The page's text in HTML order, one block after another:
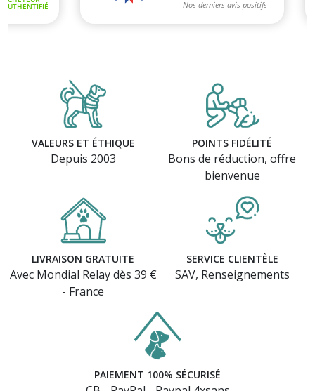
VALEURS ET ÉTHIQUE
Depuis 2003
POINTS FIDÉLITÉ
Bons de réduction, offre
bienvenue
LIVRAISON GRATUITE
Avec Mondial Relay dès 39 €
- France
SERVICE CLIENTÈLE
SAV, Renseignements
PAIEMENT 100% SÉCURISÉ